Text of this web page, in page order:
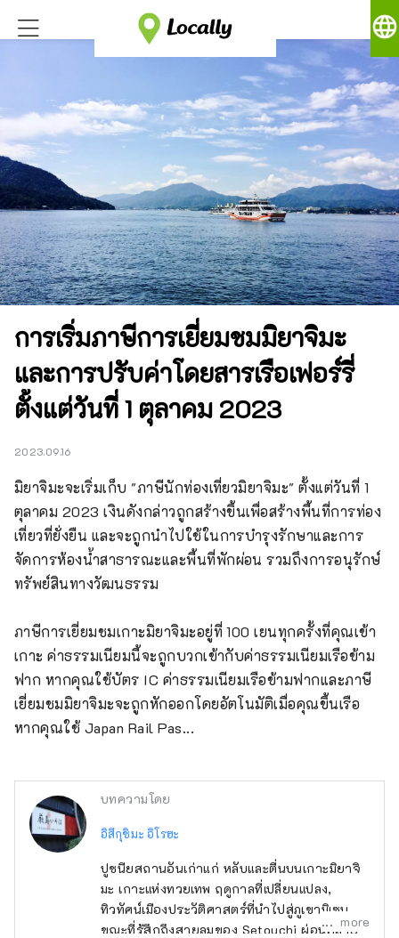
language
การเริ่มภาษีการเยี่ยมชมมิยาจิมะ
และการปรับค่าโดยสารเรือเฟอร์รี่
ตั้งแต่วันที่ 1 ตุลาคม 2023
2023.09.16
มิยาจิมะจะเริ่มเก็บ "ภาษีนักท่องเที่ยวมิยาจิมะ" ตั้งแต่วันที่ 1
ตุลาคม 2023 เงินดังกล่าวถูกสร้างขึ้นเพื่อสร้างพื้นที่การท่อง
เที่ยวที่ยั่งยืน และจะถูกนำไปใช้ในการบำรุงรักษาและการ
จัดการห้องน้ำสาธารณะและพื้นที่พักผ่อน รวมถึงการอนุรักษ์
ทรัพย์สินทางวัฒนธรรม
ภาษีการเยี่ยมชมเกาะมิยาจิมะอยู่ที่ 100 เยนทุกครั้งที่คุณเข้า
เกาะ ค่าธรรมเนียมนี้จะถูกบวกเข้ากับค่าธรรมเนียมเรือข้าม
ฟาก หากคุณใช้บัตร IC ค่าธรรมเนียมเรือข้ามฟากและภาษี
เยี่ยมชมมิยาจิมะจะถูกหักออกโดยอัตโนมัติเมื่อคุณขึ้นเรือ
หากคุณใช้ Japan Rail Pas...
บทความโดย
อิสึกุชิมะ อิโรฮะ
ปูชนียสถานอันเก่าแก่ หลับและตื่นบนเกาะมิยาจิ
มะ เกาะแห่งทวยเทพ ฤดูกาลที่เปลี่ยนแปลง,
ทิวทัศน์เมืองประวัติศาสตร์ที่นำไปสู่ภูเขามิเซน
ขณะที่รู้สึกถึงสายลมของ Setouchi ผ่อนคลาย
more